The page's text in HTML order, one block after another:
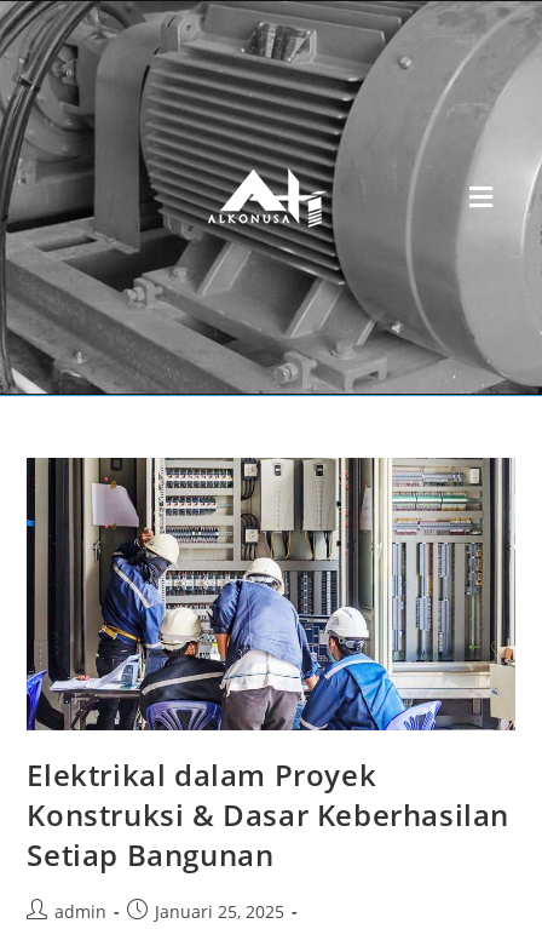
Elektrikal dalam Proyek
Konstruksi & Dasar Keberhasilan
Setiap Bangunan
admin
Januari 25, 2025